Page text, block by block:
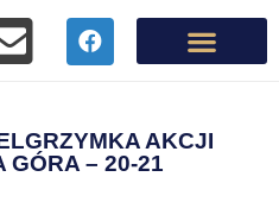
AKCJI
GÓRA – 20-21